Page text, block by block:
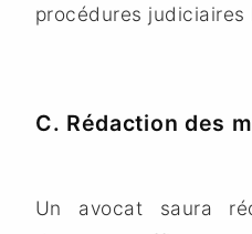
procédures
C. Rédaction des
Un avocat saura